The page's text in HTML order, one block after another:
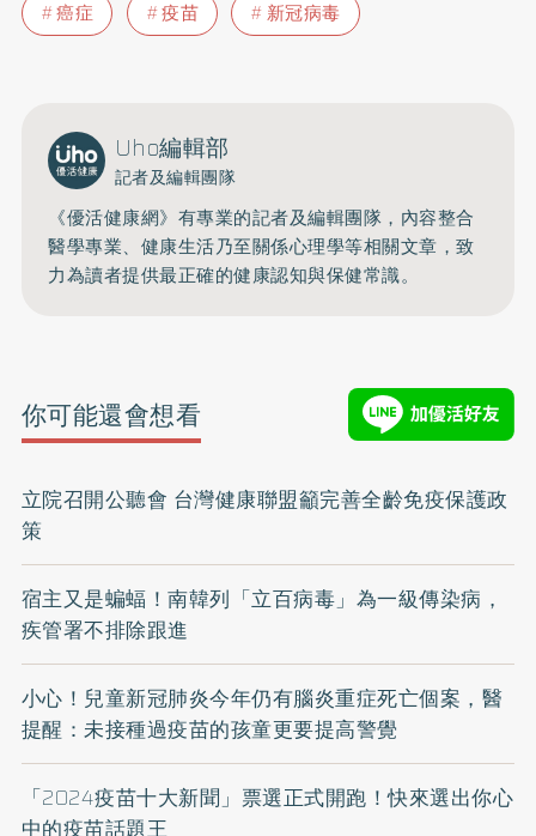
癌症 疫苗 新冠病毒
Uho編輯部
記者及編輯團隊
《優活健康網》有專業的記者及編輯團隊，內容整合
醫學專業、健康生活乃至關係心理學等相關文章，致
力為讀者提供最正確的健康認知與保健常識。
你可能還會想看
立院召開公聽會 台灣健康聯盟籲完善全齡免疫保護政
策
宿主又是蝙蝠！南韓列「立百病毒」為一級傳染病，
疾管署不排除跟進
小心！兒童新冠肺炎今年仍有腦炎重症死亡個案，醫
提醒：未接種過疫苗的孩童更要提高警覺
「2024疫苗十大新聞」票選正式開跑！快來選出你心
中的疫苗話題王